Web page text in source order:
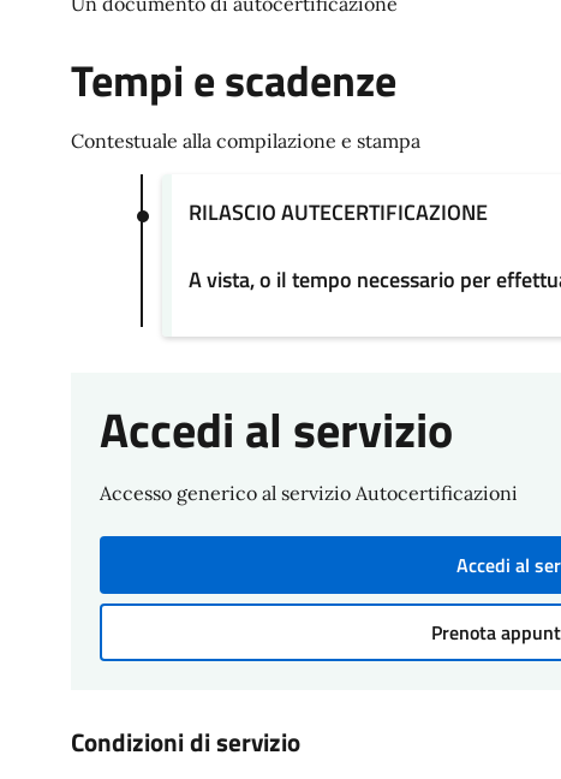
Tempi e scadenze
Contestuale alla compilazione e stampa
RILASCIO AUTECERTIFICAZIONE
A vista, o il tempo necessario per
Accedi al servizio
Accesso generico al servizio Autocertificazioni
Accedi al
Prenota
Condizioni di servizio